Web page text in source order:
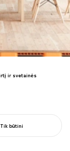
pristatytas pasaulio
ir svetainės
Tik būtini